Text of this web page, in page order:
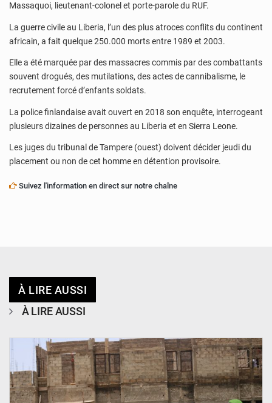
Massaquoi, lieutenant-colonel et porte-parole du RUF.
La guerre civile au Liberia, l’un des plus atroces conflits du continent
africain, a fait quelque 250.000 morts entre 1989 et 2003.
Elle a été marquée par des massacres commis par des combattants
souvent drogués, des mutilations, des actes de cannibalisme, le
recrutement forcé d’enfants soldats.
La police finlandaise avait ouvert en 2018 son enquête, interrogeant
plusieurs dizaines de personnes au Liberia et en Sierra Leone.
Les juges du tribunal de Tampere (ouest) doivent décider jeudi du
placement ou non de cet homme en détention provisoire.
Suivez l'information en direct sur notre chaîne
À LIRE AUSSI
À LIRE AUSSI